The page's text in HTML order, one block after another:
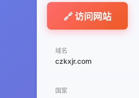
🔗 访问网站
域名
czkxjr.com
国家